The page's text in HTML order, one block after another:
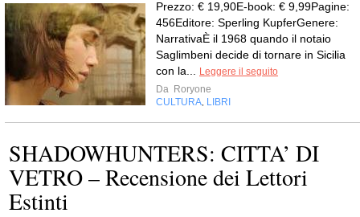
Prezzo: € 19,90E-book: € 9,99Pagine:
456Editore: Sperling KupferGenere:
NarrativaÈ il 1968 quando il notaio
Saglimbeni decide di tornare in Sicilia
con la...
Leggere il seguito
Da Roryone
CULTURA LIBRI
SHADOWHUNTERS: CITTA’ DI
VETRO – Recensione dei Lettori
Estinti